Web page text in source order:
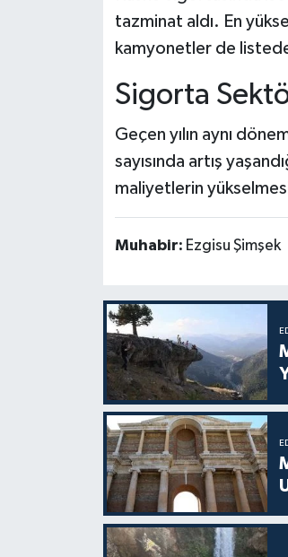
tazminat aldı. En
kamyonetler de
Sigorta
Geçen yılın aynı
sayısında artış
maliyetlerin
Muhabir: Ezgisu Şimşek